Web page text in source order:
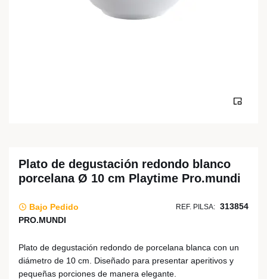
Plato de degustación redondo blanco
porcelana Ø 10 cm Playtime Pro.mundi
Bajo Pedido REF. PILSA: 313854
PRO.MUNDI
Plato de degustación redondo de porcelana blanca con un
diámetro de 10 cm. Diseñado para presentar aperitivos y
pequeñas porciones de manera elegante.